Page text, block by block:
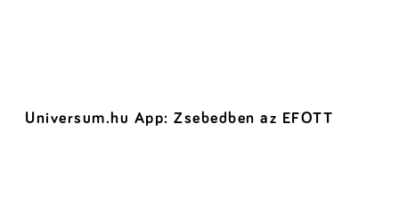
Universum.hu App: Zsebedben az EFOTT